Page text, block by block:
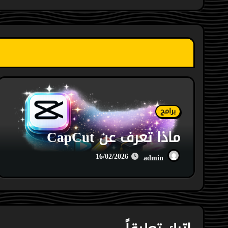
برامج
ماذا تعرف عن CapCut
admin
16/02/2026